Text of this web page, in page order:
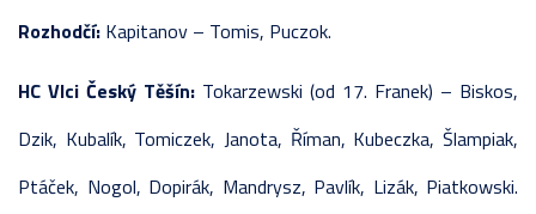
Rozhodčí: Kapitanov – Tomis, Puczok.
HC Vlci Český Těšín: Tokarzewski (od 17. Franek) – Biskos,
Dzik, Kubalík, Tomiczek, Janota, Říman, Kubeczka, Šlampiak,
Ptáček, Nogol, Dopirák, Mandrysz, Pavlík, Lizák, Piatkowski.